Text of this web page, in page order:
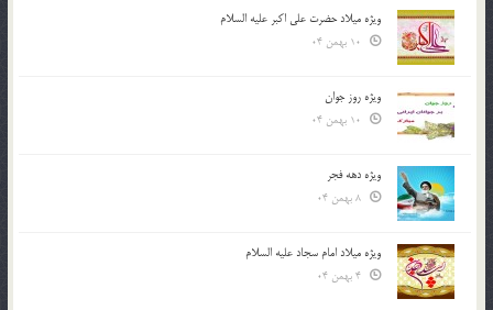
ویژه میلاد حضرت علی اکبر علیه السلام
ویژه روز جوان
ویژه دهه فجر
ویژه میلاد امام سجاد علیه السلام